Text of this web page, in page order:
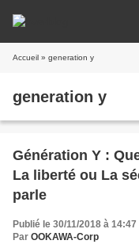
Accueil » generation y
generation y
Génération Y :
La liberté ou La
parle
Publié le 30/11/2018 à 14:47
Par OOKAWA-Corp